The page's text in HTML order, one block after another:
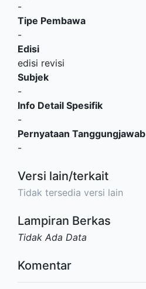
-
Tipe Pembawa
-
Edisi
edisi revisi
Subjek
-
Info Detail Spesifik
-
Pernyataan Tanggungjawab
-
Versi lain/terkait
Tidak tersedia versi lain
Lampiran Berkas
Tidak Ada Data
Komentar